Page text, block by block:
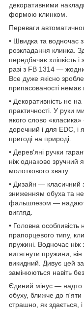
декоративними
формою клинком.
Переваги
• Швидка та водночас
розкладання клинка.
передбачає хліпкість
разі з FB 1314 —
Все дуже якісно
припасованості немає
• Декоративність не
практичності. У руки
якого слово «класика»
доречний і для EDC, і
пригоді на природі.
• Дерев'яні ручки
ніж однаково зручний
молоткового хвату.
• Дизайн — класичний
зниженням обуха та
фальшлезом — надають
вигляд.
• Головна
прапорцевого типу,
пружині. Водночас
витягнути пружини,
викидний. Дивує цей
замінюються навіть без
Єдиний мінус — надто
обуху, ближче до п'яти
страшно, як здається,